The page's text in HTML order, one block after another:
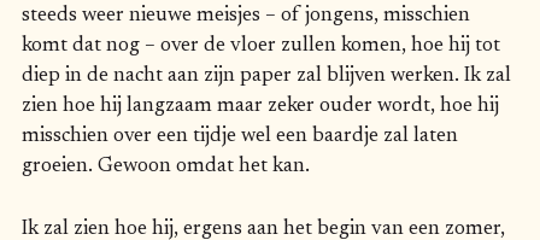
steeds weer nieuwe meisjes – of jongens, misschien
komt dat nog – over de vloer zullen komen, hoe hij tot
diep in de nacht aan zijn paper zal blijven werken. Ik zal
zien hoe hij langzaam maar zeker ouder wordt, hoe hij
misschien over een tijdje wel een baardje zal laten
groeien. Gewoon omdat het kan.
Ik zal zien hoe hij, ergens aan het begin van een zomer,